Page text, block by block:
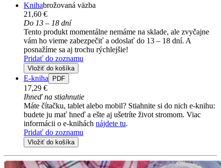
Knihabrožovaná väzba
21,60 €
Do 13 – 18 dní
Tento produkt momentálne nemáme na sklade, ale zvyčajne
vám ho vieme zabezpečiť a odoslať do 13 – 18 dní. A
posnažíme sa aj trochu rýchlejšie!
Pridať do zoznamu
Vložiť do košíka
E-kniha PDF
17,29 €
Ihneď na stiahnutie
Máte čítačku, tablet alebo mobil? Stiahnite si do nich e-knihu:
budete ju mať hneď a ešte aj ušetríte život stromom. Viac
informácii o e-knihách nájdete tu.
Pridať do zoznamu
Vložiť do košíka